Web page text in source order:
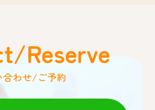
Reserve
合わせ/ご予約